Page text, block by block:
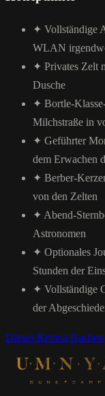
✦ Vollständige
WLAN
✦ Privates Zelt
Dusche
✦ Bortle-
Milchstraße in
✦ Geführter
dem Erwachen
✦ Berber-
von den Zelten
✦ Abend-
Astronomen
✦ Optionales
Stunden der
✦ Vollständige
der
Dieses Retreat Buchen